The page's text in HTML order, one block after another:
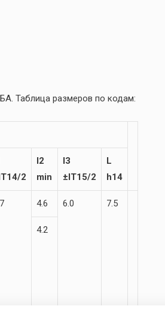
Таблица размеров по кодам:
2
l2
min
I3
±IT15/2
L
h14
4.6 6.0 7.5
4.2